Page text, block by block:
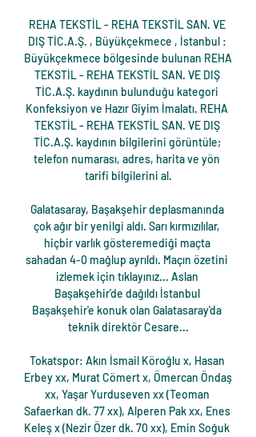
REHA TEKSTİL - REHA TEKSTİL SAN. VE
DIŞ TİC.A.Ş. , Büyükçekmece , İstanbul :
Büyükçekmece bölgesinde bulunan REHA
TEKSTİL - REHA TEKSTİL SAN. VE DIŞ
TİC.A.Ş. kaydının bulunduğu kategori
Konfeksiyon ve Hazır Giyim İmalatı. REHA
TEKSTİL - REHA TEKSTİL SAN. VE DIŞ
TİC.A.Ş. kaydının bilgilerini görüntüle;
telefon numarası, adres, harita ve yön
tarifi bilgilerini al.
Galatasaray, Başakşehir deplasmanında
çok ağır bir yenilgi aldı. Sarı kırmızılılar,
hiçbir varlık gösteremediği maçta
sahadan 4-0 mağlup ayrıldı. Maçın özetini
izlemek için tıklayınız... Aslan
Başakşehir'de dağıldı İstanbul
Başakşehir'e konuk olan Galatasaray'da
teknik direktör Cesare...
Tokatspor: Akın İsmail Köroğlu x, Hasan
Erbey xx, Murat Cömert x, Ömercan Öndaş
xx, Yaşar Yurduseven xx (Teoman
Safaerkan dk. 77 xx), Alperen Pak xx, Enes
Keleş x (Nezir Özer dk. 70 xx), Emin Soğuk